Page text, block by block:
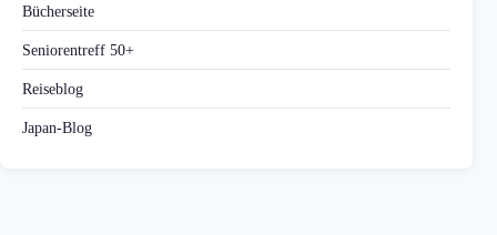
Bücherseite
Seniorentreff 50+
Reiseblog
Japan-Blog